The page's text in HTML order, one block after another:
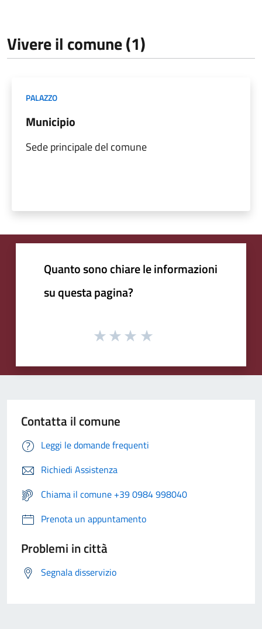
Vivere il comune (1)
PALAZZO
Municipio
Sede principale del comune
Quanto sono chiare le informazioni
su questa pagina?
Contatta il comune
Leggi le domande frequenti
Richiedi Assistenza
Chiama il comune +39 0984 998040
Prenota un appuntamento
Problemi in città
Segnala disservizio